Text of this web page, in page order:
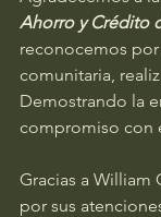
Ahorro y Crédito
reconocemos
comunitaria,
Demostrando la
compromiso con
Gracias a William
por sus